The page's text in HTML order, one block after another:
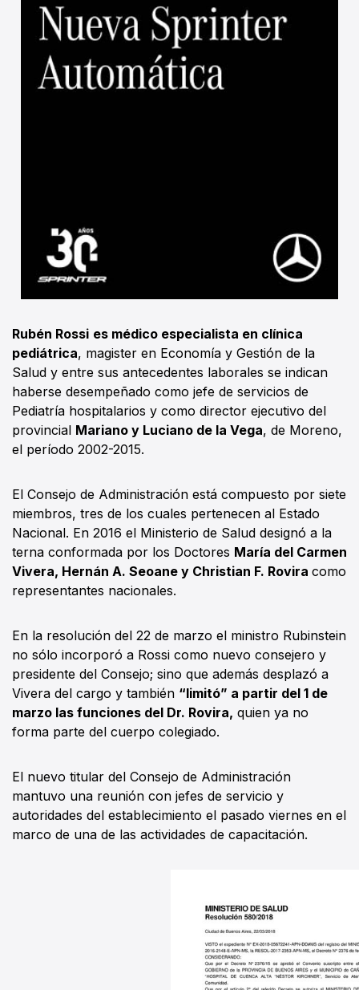
Rubén Rossi es médico especialista en clínica
pediátrica, magister en Economía y Gestión de la
Salud y entre sus antecedentes laborales se indican
haberse desempeñado como jefe de servicios de
Pediatría hospitalarios y como director ejecutivo del
provincial Mariano y Luciano de la Vega, de Moreno,
el período 2002-2015.
El Consejo de Administración está compuesto por siete
miembros, tres de los cuales pertenecen al Estado
Nacional. En 2016 el Ministerio de Salud designó a la
terna conformada por los Doctores María del Carmen
Vivera, Hernán A. Seoane y Christian F. Rovira como
representantes nacionales.
En la resolución del 22 de marzo el ministro Rubinstein
no sólo incorporó a Rossi como nuevo consejero y
presidente del Consejo; sino que además desplazó a
Vivera del cargo y también “limitó” a partir del 1 de
marzo las funciones del Dr. Rovira, quien ya no
forma parte del cuerpo colegiado.
El nuevo titular del Consejo de Administración
mantuvo una reunión con jefes de servicio y
autoridades del establecimiento el pasado viernes en el
marco de una de las actividades de capacitación.